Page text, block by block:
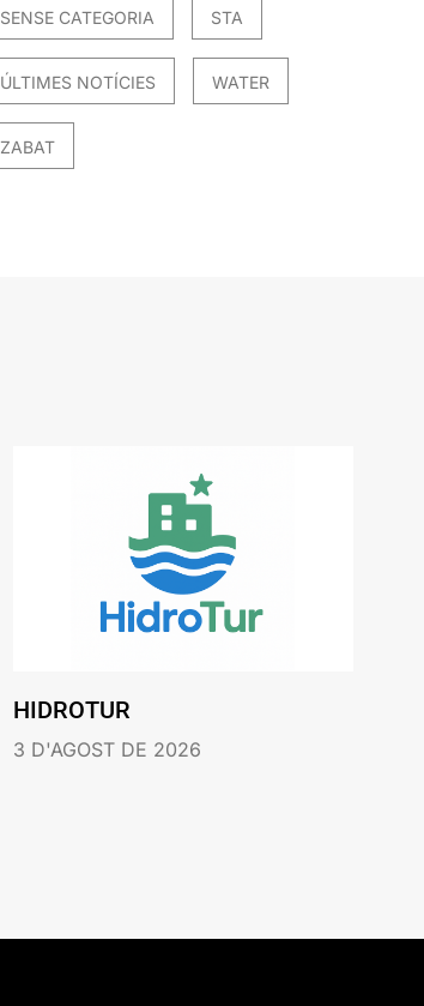
SENSE CATEGORIA STA
ÚLTIMES NOTÍCIES WATER
ZABAT
HIDROTUR
3 D'AGOST DE 2026